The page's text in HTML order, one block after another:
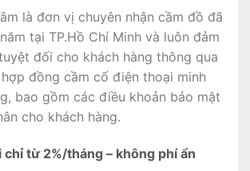
là đơn vị chuyên nhận cầm đồ đã
tại TP.Hồ Chí Minh và luôn đảm
đối cho khách hàng thông qua
đồng cầm cố điện thoại minh
bao gồm các điều khoản bảo mật
cho khách hàng.
chỉ từ 2%/tháng – không phí ẩn